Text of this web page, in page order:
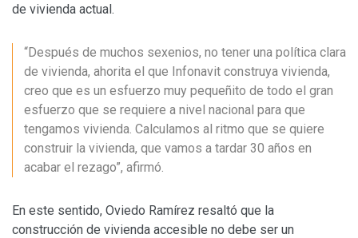
de vivienda actual.
“Después de muchos sexenios, no tener una política clara
de vivienda, ahorita el que Infonavit construya vivienda,
creo que es un esfuerzo muy pequeñito de todo el gran
esfuerzo que se requiere a nivel nacional para que
tengamos vivienda. Calculamos al ritmo que se quiere
construir la vivienda, que vamos a tardar 30 años en
acabar el rezago”, afirmó.
En este sentido, Oviedo Ramírez resaltó que la
construcción de vivienda accesible no debe ser un